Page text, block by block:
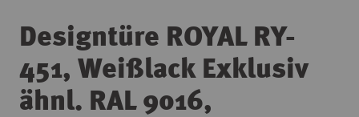
Designtüre ROYAL RY-
451, Weißlack Exklusiv
ähnl. RAL 9016,